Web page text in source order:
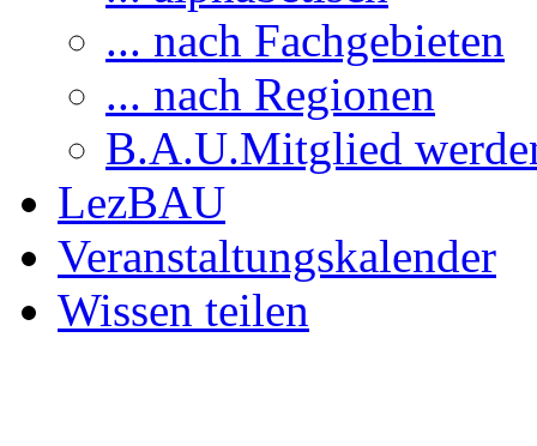
... nach Fachgebieten
... nach Regionen
B.A.U.Mitglied
LezBAU
Veranstaltungskalender
Wissen teilen